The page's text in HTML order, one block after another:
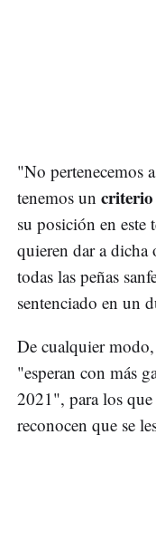
"No pertenecemos
tenemos un criterio
su posición en este
quieren dar a dicha
todas las peñas
sentenciado en un
De cualquier
"esperan con más
2021", para los
reconocen que se